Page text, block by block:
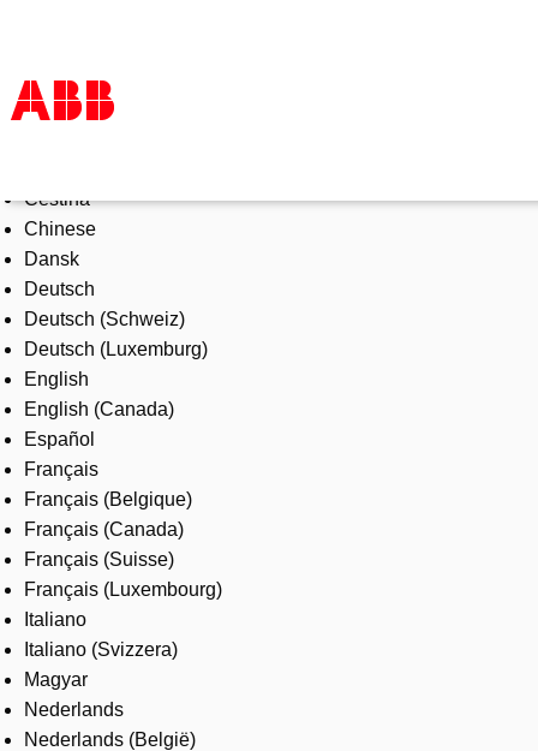
Products & Solutions
Industries
Services
About us
Where to buy
Contact us
Careers
Čeština
Chinese
Dansk
Deutsch
Deutsch (Schweiz)
Deutsch (Luxemburg)
English
English (Canada)
Español
Français
Français (Belgique)
Français (Canada)
Français (Suisse)
Français (Luxembourg)
Italiano
Italiano (Svizzera)
Magyar
Nederlands
Nederlands (België)